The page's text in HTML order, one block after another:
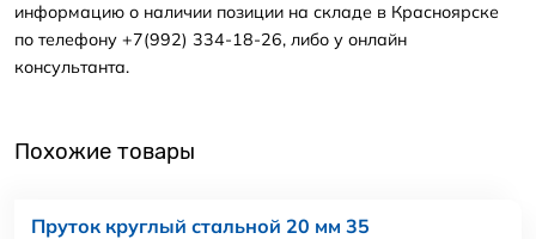
информацию о наличии позиции на складе в Красноярске
по телефону +7(992) 334-18-26, либо у онлайн
консультанта.
Похожие товары
Пруток круглый стальной 20 мм 35